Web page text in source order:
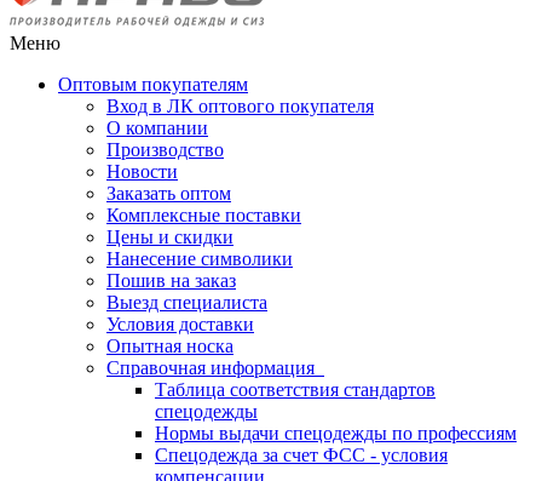
Меню
Оптовым покупателям
Вход в ЛК оптового покупателя
О компании
Производство
Новости
Заказать оптом
Комплексные поставки
Цены и скидки
Нанесение символики
Пошив на заказ
Выезд специалиста
Условия доставки
Опытная носка
Справочная информация
Таблица соответствия стандартов
спецодежды
Нормы выдачи спецодежды по профессиям
Спецодежда за счет ФСС - условия
компенсации